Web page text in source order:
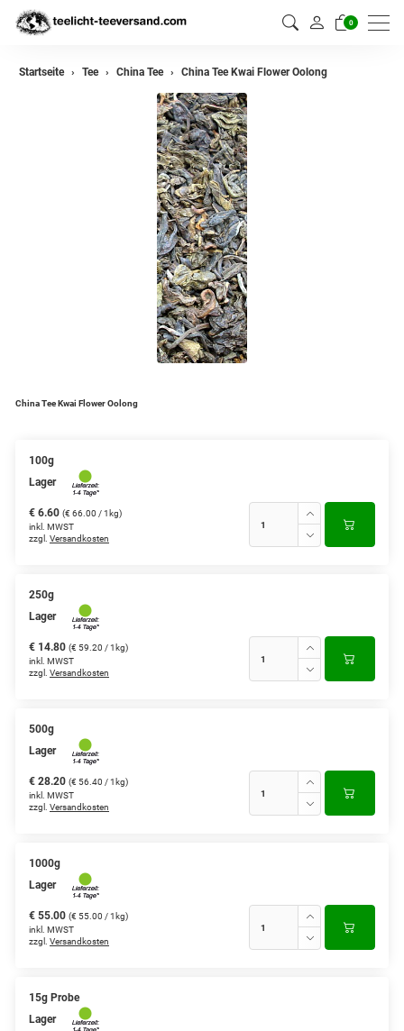
0
zurück
Grüner Tee aus Japan
Teemischungen
Verschiedene Anbaugebiete
Yogi - und Beuteltee
Aromatisierter Grüntee
Aromatisierter Schwarztee
Startseite Tee China Tee China Tee Kwai Flower Oolong
China Tee Kwai Flower Oolong
100g
Lager
€ 6.60 (€ 66.00 / 1kg)
inkl. MWST
zzgl. Versandkosten
250g
Lager
€ 14.80 (€ 59.20 / 1kg)
inkl. MWST
zzgl. Versandkosten
500g
Lager
€ 28.20 (€ 56.40 / 1kg)
inkl. MWST
zzgl. Versandkosten
1000g
Lager
€ 55.00 (€ 55.00 / 1kg)
inkl. MWST
zzgl. Versandkosten
15g Probe
Lager